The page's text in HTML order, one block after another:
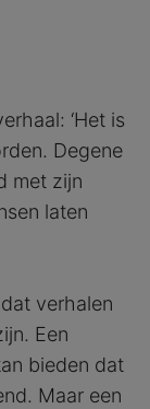
‘Het is
Degene
met zijn
laten
verhalen
Een
bieden dat
Maar een